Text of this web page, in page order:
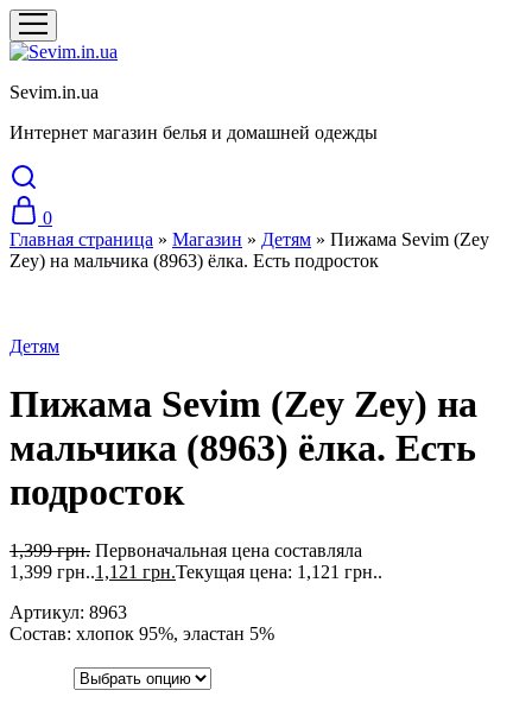
Sevim.in.ua
Интернет магазин белья и домашней одежды
0
Главная страница » Магазин » Детям » Пижама Sevim (Zey
Zey) на мальчика (8963) ёлка. Есть подросток
Детям
Пижама Sevim (Zey Zey) на
мальчика (8963) ёлка. Есть
подросток
1,399грн. Первоначальная цена составляла
1,399 грн..1,121 грн.Текущая цена: 1,121 грн..
Артикул: 8963
Состав: хлопок 95%, эластан 5%